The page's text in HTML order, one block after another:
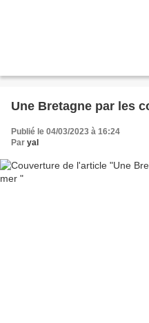
Une Bretagne par les
Publié le 04/03/2023 à 16:24
Par yal